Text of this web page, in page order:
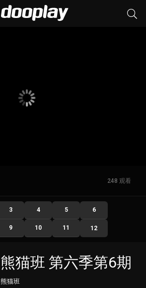
248 观看
3 4 5 6
9 10 11 12
熊猫班 第六季第6期
熊猫班